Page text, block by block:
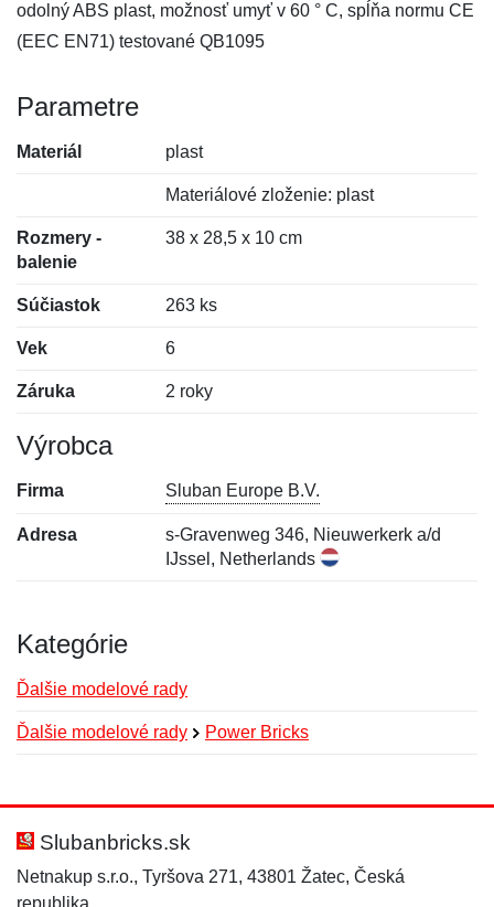
odolný ABS plast, možnosť umyť v 60 ° C, spĺňa normu CE
(EEC EN71) testované QB1095
Parametre
Materiál plast
Materiálové zloženie: plast
Rozmery -
balenie
38 x 28,5 x 10 cm
Súčiastok 263 ks
Vek 6
Záruka 2 roky
Výrobca
Firma Sluban Europe B.V.
Adresa
s-Gravenweg 346, Nieuwerkerk a/d
IJssel, Netherlands
Kategórie
Ďalšie modelové rady
Ďalšie modelové rady Power Bricks
Hodnotenie:
Meno:
Slubanbricks.sk
Netnakup s.r.o., Tyršova 271, 43801 Žatec, Česká
republika